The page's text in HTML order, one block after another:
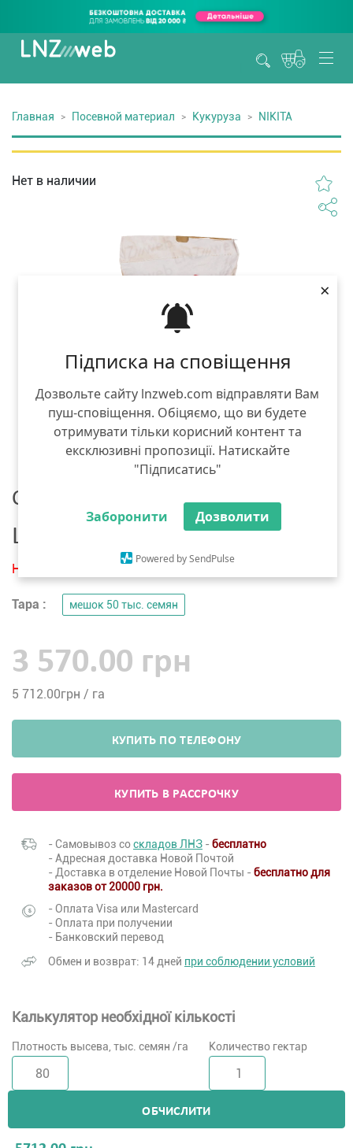
Підписка на сповіщення
Дозвольте сайту lnzweb.com відправляти Вам
пуш-сповіщення. Обіцяємо, що ви будете
отримувати тільки корисний контент та
ексклюзивні пропозиції. Натискайте
"Підписатись"
Заборонити Дозволити
Powered by SendPulse
×
Главная Посевной материал Кукуруза NIKITA
Нет в наличии
Семена кукурузы
LG Seeds NIKITA
Нет в наличии
Тара : мешок 50 тыс. семян
3 570.00 грн
5 712.00грн / га
КУПИТЬ ПО ТЕЛЕФОНУ
КУПИТЬ В РАССРОЧКУ
- Самовывоз соскладов ЛНЗ - бесплатно
- Адресная доставка Новой Почтой
- Доставка в отделение Новой Почты - бесплатно для
заказов от 20000 грн.
- Оплата Visa или Mastercard
- Оплата при получении
- Банковский перевод
Обмен и возврат: 14 дней при соблюдении условий
Калькулятор необхідної кількості
Плотность высева, тыс. семян /га Количество гектар
ОБЧИСЛИТИ